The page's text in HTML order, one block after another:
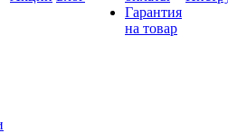
Гарантия
на товар